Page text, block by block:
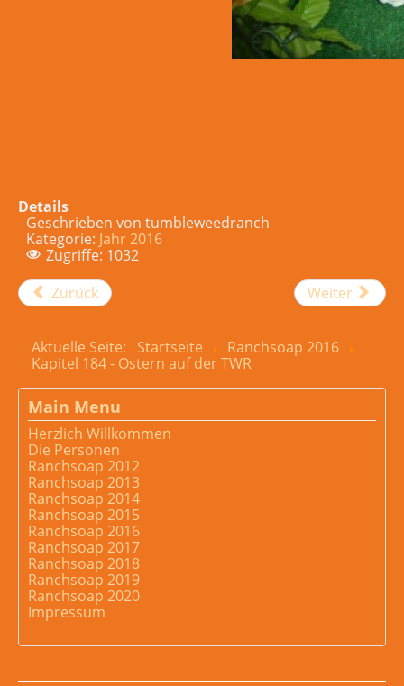
Details
Geschrieben von tumbleweedranch
Kategorie: Jahr 2016
Zugriffe: 1032
Zurück
Weiter
Aktuelle Seite: Startseite
Ranchsoap 2016
Kapitel 184 - Ostern auf der TWR
Main Menu
Herzlich Willkommen
Die Personen
Ranchsoap 2012
Ranchsoap 2013
Ranchsoap 2014
Ranchsoap 2015
Ranchsoap 2016
Ranchsoap 2017
Ranchsoap 2018
Ranchsoap 2019
Ranchsoap 2020
Impressum